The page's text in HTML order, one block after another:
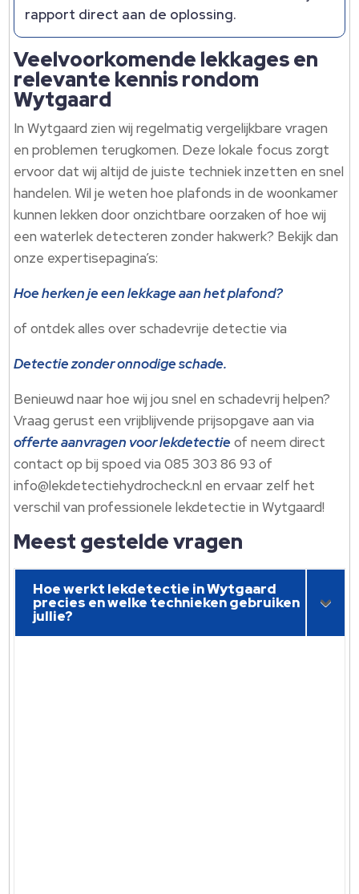
rapport direct aan de oplossing.​
Veelvoorkomende lekkages en
relevante kennis rondom
Wytgaard
In Wytgaard zien wij regelmatig vergelijkbare vragen
en problemen terugkomen.​ Deze lokale focus zorgt
ervoor dat wij altijd de juiste techniek inzetten en snel
handelen.​ Wil je weten hoe plafonds in de woonkamer
kunnen lekken door onzichtbare oorzaken of hoe wij
een waterlek detecteren zonder hakwerk? Bekijk dan
onze expertisepagina’s:
Hoe herken je een lekkage aan het plafond?
of ontdek alles over schadevrije detectie via
Detectie zonder onnodige schade.​
Benieuwd naar hoe wij jou snel en schadevrij helpen?
Vraag gerust een vrijblijvende prijsopgave aan via
offerte aanvragen voor lekdetectie of neem direct
contact op bij spoed via 085 303 86 93 of
info@lekdetectiehydrocheck.​nl en ervaar zelf het
verschil van professionele lekdetectie in Wytgaard!
Meest gestelde vragen
Hoe werkt lekdetectie in Wytgaard
precies en welke technieken gebruiken
jullie?